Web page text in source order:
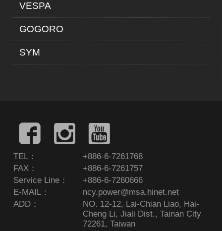
VESPA
GOGORO
SYM
TEL：
+886-6-7261768
FAX：
+886-6-7261757
Service Line：
+886-6-7260666
E-MAIL：
ncy.power@msa.hinet.net
ADD：
NO. 12-12, Lai-Chian Liao, Hai-
Cheng Li, Jiali Dist., Tainan City
72261, Taiwan